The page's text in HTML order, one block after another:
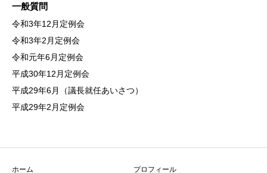
一般質問
令和3年12月定例会
令和3年2月定例会
令和元年6月定例会
平成30年12月定例会
平成29年6月（議長就任あいさつ）
平成29年2月定例会
ホーム プロフィール